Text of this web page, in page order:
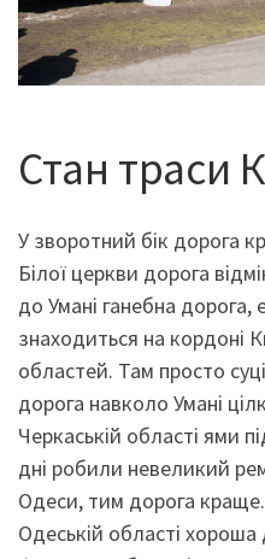
Стан траси
У зворотний бік дорога
Білої церкви дорога
до Умані ганебна дорога,
знаходиться на кордоні
областей. Там просто
дорога навколо Умані
Черкаській області ями
дні робили невеликий
Одеси, тим дорога
Одеській області